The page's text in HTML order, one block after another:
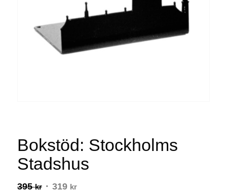
Bokstöd: Stockholms
Stadshus
395kr Det319 krDet